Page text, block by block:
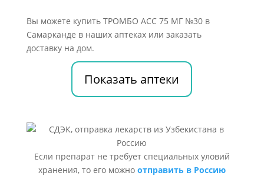
Вы можете купить ТРОМБО АСС 75 МГ №30 в
Самарканде в наших аптеках или заказать
доставку на дом.
Показать аптеки
Если препарат не требует специальных уловий
хранения, то его можно отправить в Россию